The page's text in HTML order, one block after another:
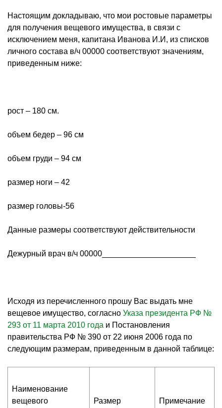
Настоящим докладываю, что мои ростовые параметры
для получения вещевого имущества, в связи с
исключением меня, капитана Иванова И.И, из списков
личного состава в/ч 00000 соответствуют значениям,
приведенным ниже:
рост – 180 см.
объем бедер – 96 см
объем груди – 94 см
размер ноги – 42
размер головы-56
Данные размеры соответствуют действительности
Дежурный врач в/ч 00000_____________________
Исходя из перечисленного прошу Вас выдать мне
вещевое имущество, согласно Указа президента РФ №
293 от 11 марта 2010 года и Постановления
правительства РФ № 390 от 22 июня 2006 года по
следующим размерам, приведенным в данной таблице:
Наименование
вещевого
Размер Примечание